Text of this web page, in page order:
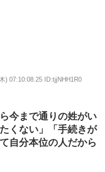
) 07:10:08.25 ID:tjjNHH1R0
今まで通りの姓がい
くない」「手続きが
自分本位の人だから